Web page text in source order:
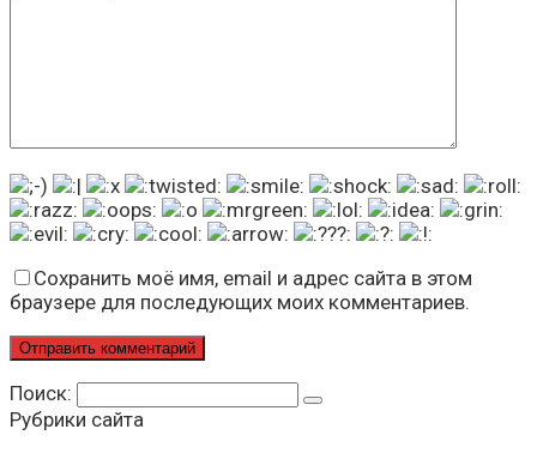
Сохранить моё имя, email и адрес сайта в этом
браузере для последующих моих комментариев.
Поиск:
Рубрики сайта